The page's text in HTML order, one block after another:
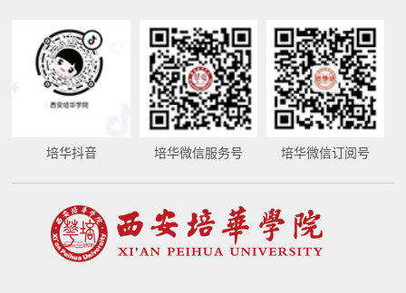
培华抖音 培华微信服务号 培华微信订阅号